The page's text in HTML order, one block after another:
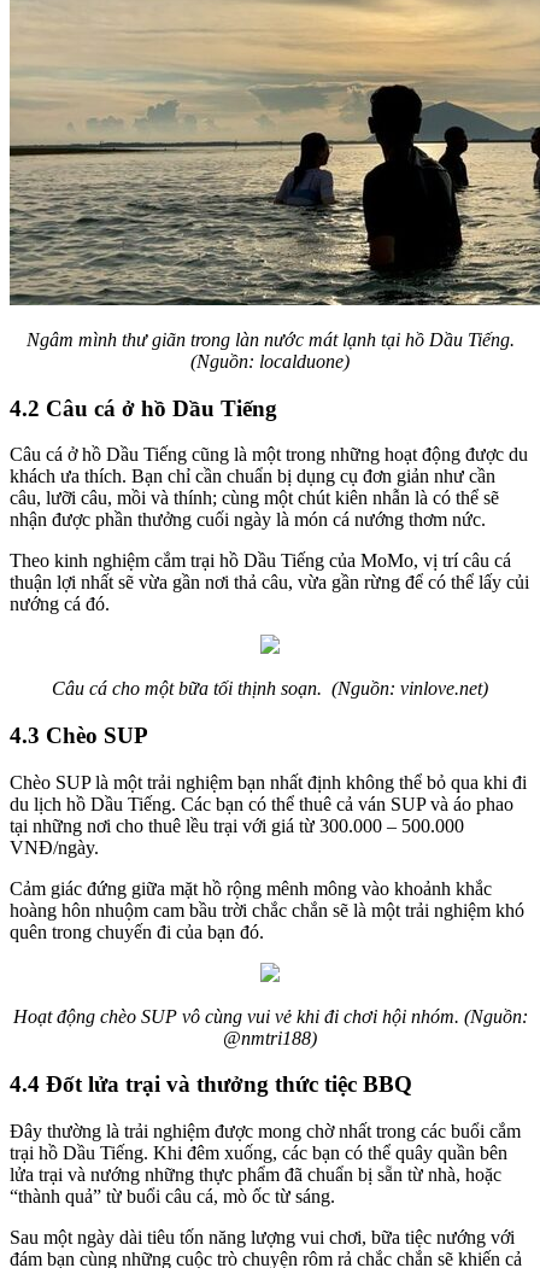
Ngâm mình thư giãn trong làn nước mát lạnh tại hồ Dầu Tiếng.
(Nguồn: localduone)
4.2 Câu cá ở hồ Dầu Tiếng
Câu cá ở hồ Dầu Tiếng cũng là một trong những hoạt động được du
khách ưa thích. Bạn chỉ cần chuẩn bị dụng cụ đơn giản như cần
câu, lưỡi câu, mồi và thính; cùng một chút kiên nhẫn là có thể sẽ
nhận được phần thưởng cuối ngày là món cá nướng thơm nức.
Theo kinh nghiệm cắm trại hồ Dầu Tiếng của MoMo, vị trí câu cá
thuận lợi nhất sẽ vừa gần nơi thả câu, vừa gần rừng để có thể lấy củi
nướng cá đó.
Câu cá cho một bữa tối thịnh soạn. (Nguồn: vinlove.net)
4.3 Chèo SUP
Chèo SUP là một trải nghiệm bạn nhất định không thể bỏ qua khi đi
du lịch hồ Dầu Tiếng. Các bạn có thể thuê cả ván SUP và áo phao
tại những nơi cho thuê lều trại với giá từ 300.000 – 500.000
VNĐ/ngày.
Cảm giác đứng giữa mặt hồ rộng mênh mông vào khoảnh khắc
hoàng hôn nhuộm cam bầu trời chắc chắn sẽ là một trải nghiệm khó
quên trong chuyến đi của bạn đó.
Hoạt động chèo SUP vô cùng vui vẻ khi đi chơi hội nhóm. (Nguồn:
@nmtri188)
4.4 Đốt lửa trại và thưởng thức tiệc BBQ
Đây thường là trải nghiệm được mong chờ nhất trong các buổi cắm
trại hồ Dầu Tiếng. Khi đêm xuống, các bạn có thể quây quần bên
lửa trại và nướng những thực phẩm đã chuẩn bị sẵn từ nhà, hoặc
“thành quả” từ buổi câu cá, mò ốc từ sáng.
Sau một ngày dài tiêu tốn năng lượng vui chơi, bữa tiệc nướng với
đám bạn cùng những cuộc trò chuyện rôm rả chắc chắn sẽ khiến cả